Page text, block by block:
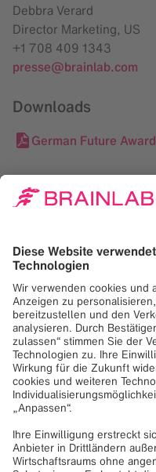
Debbra Verard
Director Marketing, US
+1 708 409 1343
presse@brainlab.com
Downloads
German Future
Bilder
brainlab-
scaled
scaled
scaled